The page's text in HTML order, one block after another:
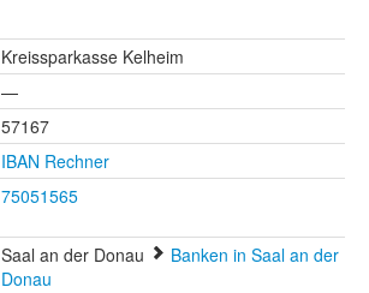
Kreissparkasse Kelheim
—
57167
IBAN Rechner
75051565
Saal an der Donau
Banken in Saal an der
Donau